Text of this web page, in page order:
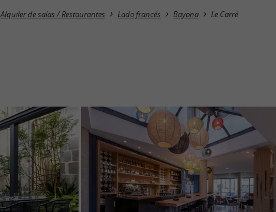
Alquiler de salas / Restaurantes Lado francés Bayona Le Carré